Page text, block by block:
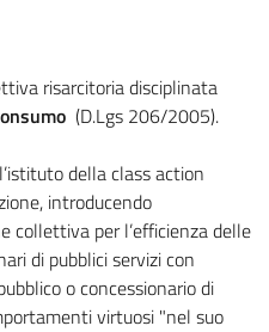
risarcitoria disciplinata
(D.Lgs 206/2005).
della class action
introducendo
collettiva per l’efficienza delle
di pubblici servizi con
o concessionario di
virtuosi "nel suo